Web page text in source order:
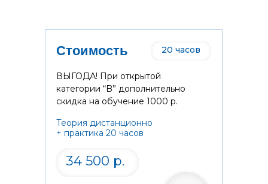
Стоимость
ВЫГОДА! При открытой
категории “B” дополнительно
скидка на обучение 1000 р.
34 500 р.
20 часов
Теория дистанционно
+ практика 20 часов